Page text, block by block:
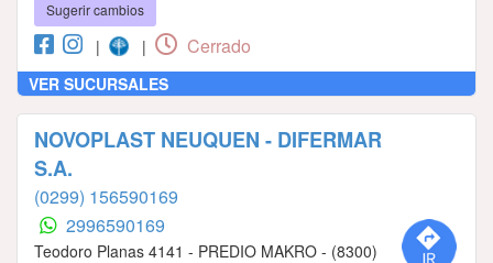
Sugerir cambios
| | Cerrado
VER SUCURSALES
NOVOPLAST NEUQUEN - DIFERMAR
S.A.
(0299) 156590169
2996590169
Teodoro Planas 4141 - PREDIO MAKRO - (8300)